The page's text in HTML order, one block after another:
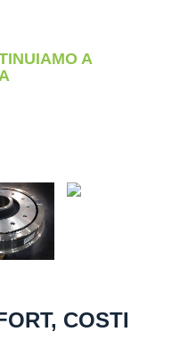
A
COSTI